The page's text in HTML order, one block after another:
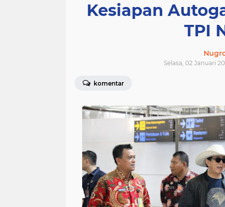
Kesiapan
TPI
Selasa, 02 Januari
komentar